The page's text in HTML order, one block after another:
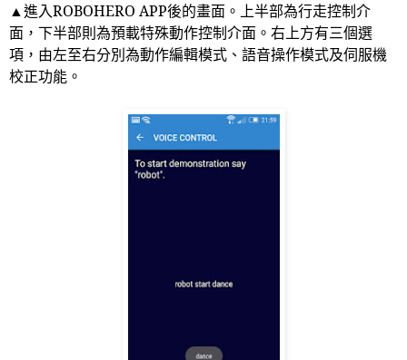
▲進入ROBOHERO APP後的畫面。上半部為行走控制介
面，下半部則為預載特殊動作控制介面。右上方有三個選
項，由左至右分別為動作編輯模式、語音操作模式及伺服機
校正功能。